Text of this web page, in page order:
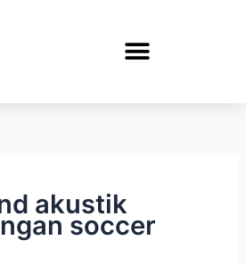
akustik
soccer